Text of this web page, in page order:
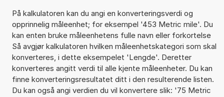
På kalkulatoren kan du angi en konverteringsverdi og
opprinnelig måleenhet; for eksempel '453 Metric mile'. Du
kan enten bruke måleenhetens fulle navn eller forkortelse
Så avgjør kalkulatoren hvilken måleenhetskategori som skal
konverteres, i dette eksempelet 'Lengde'. Deretter
konverteres angitt verdi til alle kjente måleenheter. Du kan
finne konverteringsresultatet ditt i den resulterende listen.
Du kan også angi verdien du vil konvertere slik: '75 Metric